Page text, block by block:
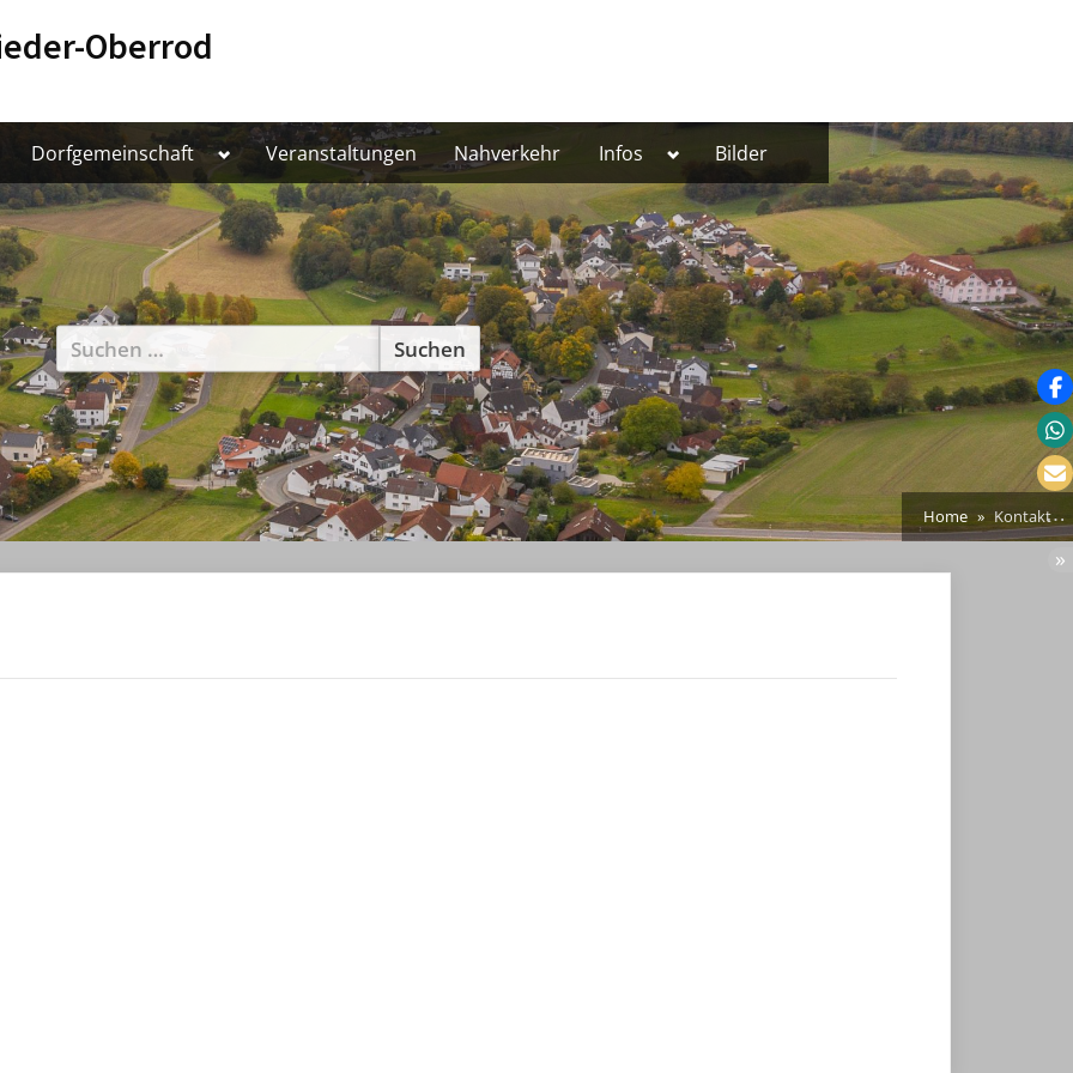
Oberrod
Dorfgemeinschaft Toggle
sub-
menu
Veranstaltungen Nahverkehr Infos Toggle
menu
Bilder
Suchen
nach:
Home Kontakt